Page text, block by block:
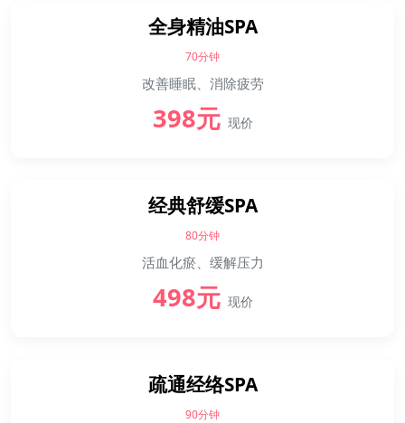
全身精油SPA
70分钟
改善睡眠、消除疲劳
398元 现价
经典舒缓SPA
80分钟
活血化瘀、缓解压力
498元 现价
疏通经络SPA
90分钟